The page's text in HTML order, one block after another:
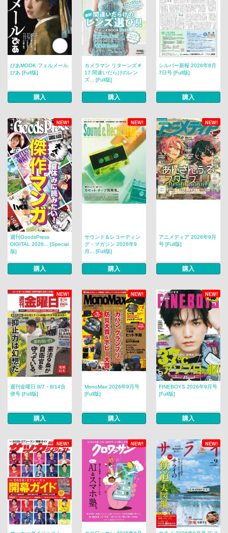
ぴあMOOK フェルメール
ぴあ [Full版]
購入
カメラマン リターンズ＃
17 間違いだらけのレン
ズ... [Full版]
購入
シルバー新報 2026年8月
7日号 [Full版]
購入
NEW! NEW! NEW!
週刊GoodsPress
DIGITAL 2026... [Special
版]
購入
サウンド＆レコーディン
グ・マガジン 2026年9
月... [Full版]
購入
アニメディア 2026年9月
号 [Full版]
購入
NEW! NEW! NEW!
週刊金曜日 8/7・8/14合
併号 [Full版]
購入
MonoMax 2026年9月号
[Full版]
購入
FINEBOYS 2026年9月号
[Full版]
購入
NEW! NEW! NEW!